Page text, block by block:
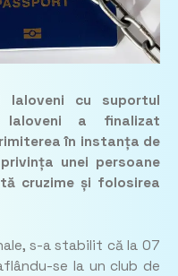
Ialoveni cu suportul
Ialoveni a finalizat
în instanța de
unei persoane
cruzime și folosirea
s-a stabilit că la 07
se la un club de